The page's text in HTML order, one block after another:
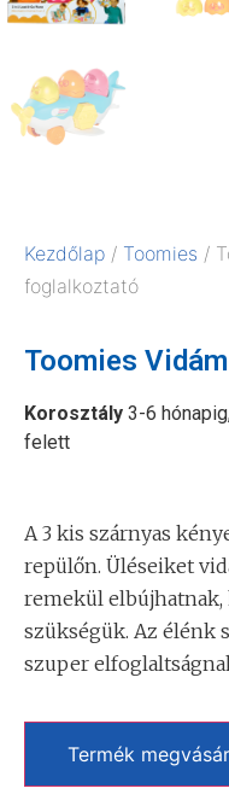
Kezdőlap / Toomies /
foglalkoztató
Toomies
Korosztály 3-6
felett
A 3 kis szárnyas
repülőn. Üléseiket
remekül elbújhatnak,
szükségük. Az élénk
szuper
Termék